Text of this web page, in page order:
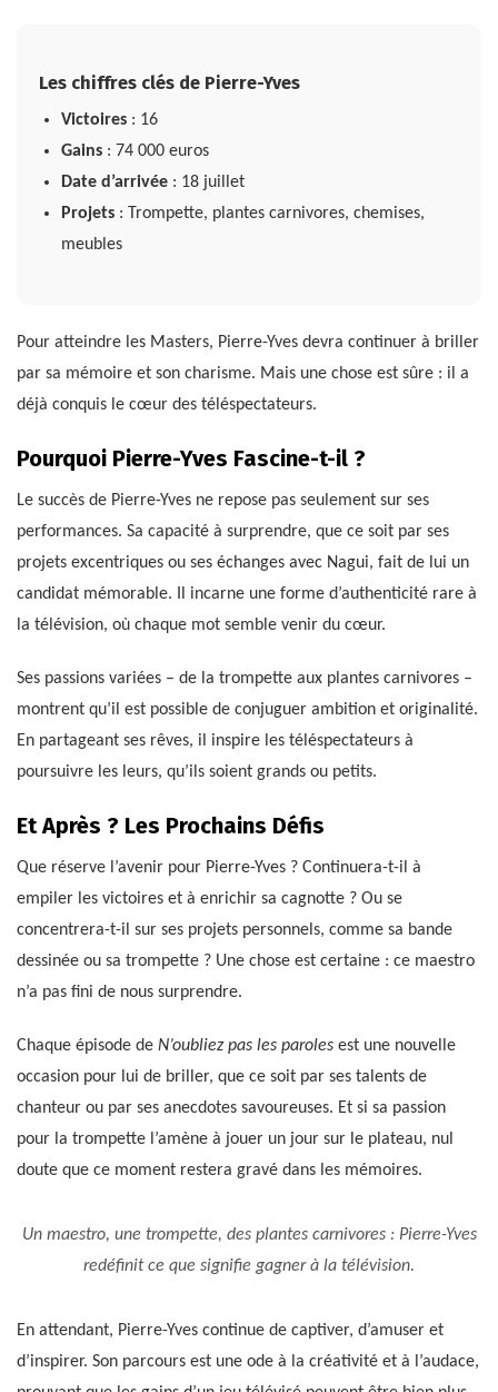
Les chiffres clés de Pierre-Yves
Victoires : 16
Gains : 74 000 euros
Date d’arrivée : 18 juillet
Projets : Trompette, plantes carnivores, chemises,
meubles
Pour atteindre les Masters, Pierre-Yves devra continuer à briller
par sa mémoire et son charisme. Mais une chose est sûre : il a
déjà conquis le cœur des téléspectateurs.
Pourquoi Pierre-Yves Fascine-t-il ?
Le succès de Pierre-Yves ne repose pas seulement sur ses
performances. Sa capacité à surprendre, que ce soit par ses
projets excentriques ou ses échanges avec Nagui, fait de lui un
candidat mémorable. Il incarne une forme d’authenticité rare à
la télévision, où chaque mot semble venir du cœur.
Ses passions variées – de la trompette aux plantes carnivores –
montrent qu’il est possible de conjuguer ambition et originalité.
En partageant ses rêves, il inspire les téléspectateurs à
poursuivre les leurs, qu’ils soient grands ou petits.
Et Après ? Les Prochains Défis
Que réserve l’avenir pour Pierre-Yves ? Continuera-t-il à
empiler les victoires et à enrichir sa cagnotte ? Ou se
concentrera-t-il sur ses projets personnels, comme sa bande
dessinée ou sa trompette ? Une chose est certaine : ce maestro
n’a pas fini de nous surprendre.
Chaque épisode de N’oubliez pas les paroles est une nouvelle
occasion pour lui de briller, que ce soit par ses talents de
chanteur ou par ses anecdotes savoureuses. Et si sa passion
pour la trompette l’amène à jouer un jour sur le plateau, nul
doute que ce moment restera gravé dans les mémoires.
Un maestro, une trompette, des plantes carnivores : Pierre-Yves
redéfinit ce que signifie gagner à la télévision.
En attendant, Pierre-Yves continue de captiver, d’amuser et
d’inspirer. Son parcours est une ode à la créativité et à l’audace,